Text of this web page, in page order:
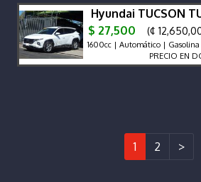
Hyundai TUCSON
$ 27,500
(¢
1600cc | Automático | Gasolina
PRECIO EN
1 2 >